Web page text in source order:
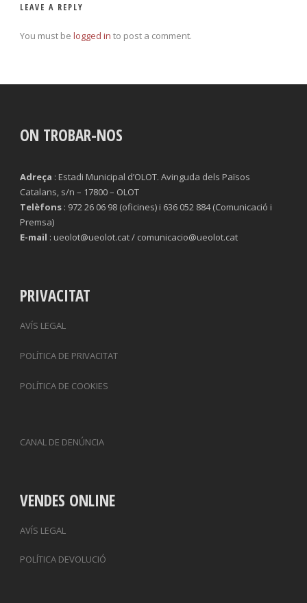
LEAVE A REPLY
You must be logged in to post a comment.
ON TROBAR-NOS
Adreça : Estadi Municipal d’OLOT. Avinguda dels Països
Catalans, s/n – 17800 – OLOT
Telèfons : 972 26 06 98 (oficines) i 636 052 884 (Comunicació i
Premsa)
E-mail : ueolot@ueolot.cat / comunicacio@ueolot.cat
PRIVACITAT
AVÍS LEGAL
POLÍTICA DE PRIVACITAT
POLÍTICA DE COOKIES
CANAL DE DENÚNCIA
VENDES ONLINE
AVÍS LEGAL
POLÍTICA DEVOLUCIÓ